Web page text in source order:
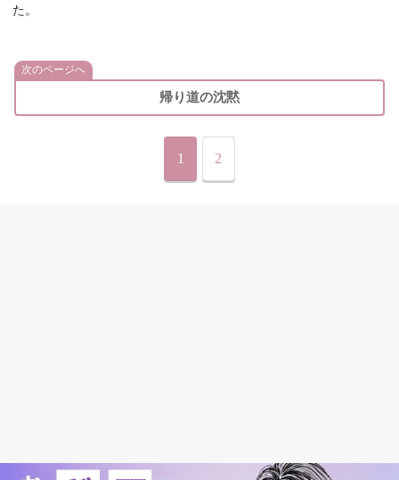
た。
次のページへ
帰り道の沈黙
1 2